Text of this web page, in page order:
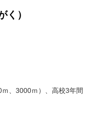
）
、3000ｍ）、高校3年間